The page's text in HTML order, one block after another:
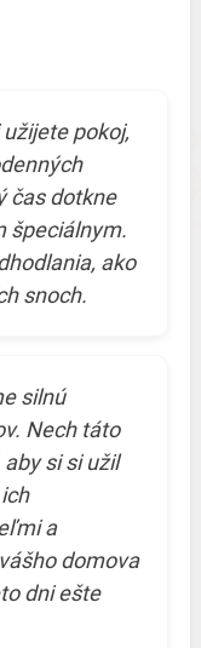
pokoj,
čas dotkne
špeciálnym.
ako
snoch.
silnú
Nech táto
si si užil
a
domova
dni ešte